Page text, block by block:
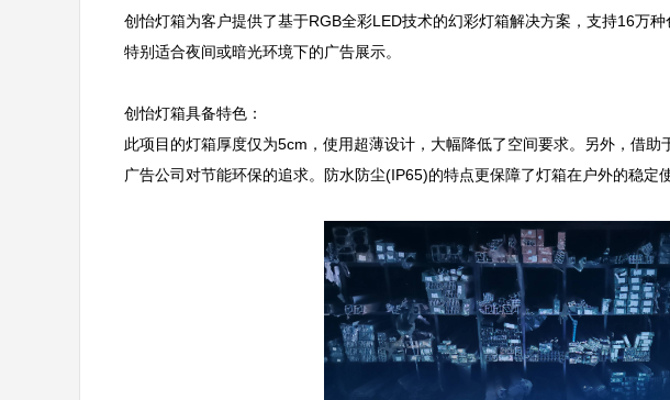
创怡灯箱为客户提供了基于RGB全彩LED技术的幻彩灯箱解决方案，支持16万
特别适合夜间或暗光环境下的广告展示。
创怡灯箱具备特色：
此项目的灯箱厚度仅为5cm，使用超薄设计，大幅降低了空间要求。另外，借
广告公司对节能环保的追求。防水防尘(IP65)的特点更保障了灯箱在户外的稳定使